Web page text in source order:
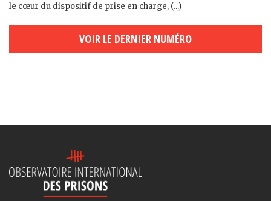
le cœur du dispositif de prise en charge, (...)
VOIR LE DERNIER NUMÉRO